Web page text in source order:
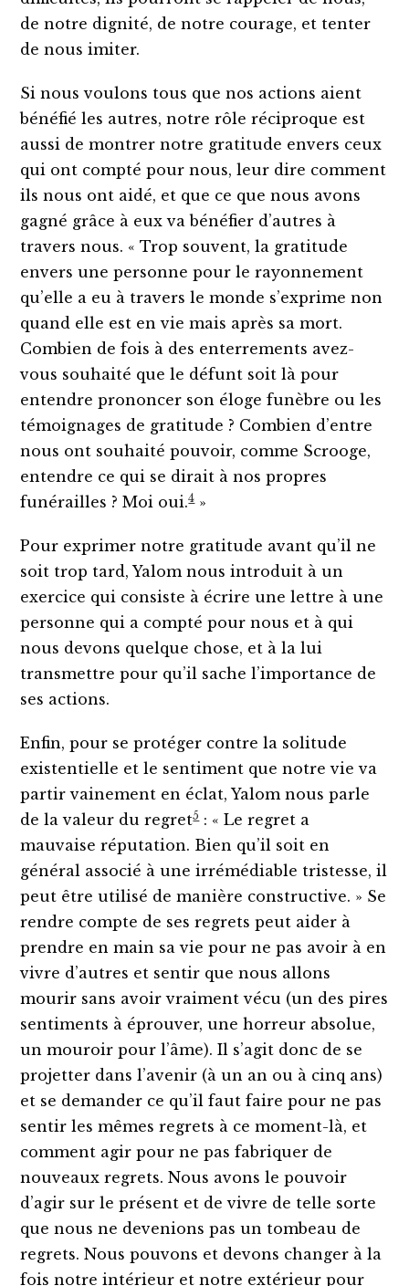
de notre dignité, de notre courage, et tenter
de nous imiter.
Si nous voulons tous que nos actions aient
bénéfié les autres, notre rôle réciproque est
aussi de montrer notre gratitude envers ceux
qui ont compté pour nous, leur dire comment
ils nous ont aidé, et que ce que nous avons
gagné grâce à eux va bénéfier d’autres à
travers nous. « Trop souvent, la gratitude
envers une personne pour le rayonnement
qu’elle a eu à travers le monde s’exprime non
quand elle est en vie mais après sa mort.
Combien de fois à des enterrements avez-
vous souhaité que le défunt soit là pour
entendre prononcer son éloge funèbre ou les
témoignages de gratitude ? Combien d’entre
nous ont souhaité pouvoir, comme Scrooge,
entendre ce qui se dirait à nos propres
funérailles ? Moi oui.4»
Pour exprimer notre gratitude avant qu’il ne
soit trop tard, Yalom nous introduit à un
exercice qui consiste à écrire une lettre à une
personne qui a compté pour nous et à qui
nous devons quelque chose, et à la lui
transmettre pour qu’il sache l’importance de
ses actions.
Enfin, pour se protéger contre la solitude
existentielle et le sentiment que notre vie va
partir vainement en éclat, Yalom nous parle
de la valeur du regret5: « Le regret a
mauvaise réputation. Bien qu’il soit en
général associé à une irrémédiable tristesse, il
peut être utilisé de manière constructive. » Se
rendre compte de ses regrets peut aider à
prendre en main sa vie pour ne pas avoir à en
vivre d’autres et sentir que nous allons
mourir sans avoir vraiment vécu (un des pires
sentiments à éprouver, une horreur absolue,
un mouroir pour l’âme). Il s’agit donc de se
projetter dans l’avenir (à un an ou à cinq ans)
et se demander ce qu’il faut faire pour ne pas
sentir les mêmes regrets à ce moment-là, et
comment agir pour ne pas fabriquer de
nouveaux regrets. Nous avons le pouvoir
d’agir sur le présent et de vivre de telle sorte
que nous ne devenions pas un tombeau de
regrets. Nous pouvons et devons changer à la
fois notre intérieur et notre extérieur pour